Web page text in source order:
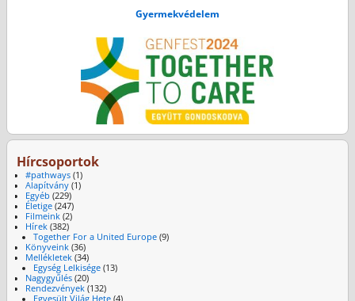
Gyermekvédelem
Hírcsoportok
#pathways(1)
Alapítvány(1)
Egyéb (229)
Életige(247)
Filmeink(2)
Hírek(382)
Together For a United Europe (9)
Könyveink(36)
Mellékletek(34)
Egység Lelkisége (13)
Nagygyűlés(20)
Rendezvények(132)